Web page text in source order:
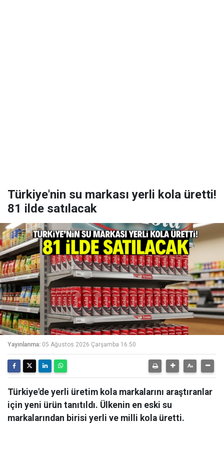
Türkiye'nin su markası yerli kola üretti!
81 ilde satılacak
Yayınlanma: 05 Ağustos 2026 Çarşamba 16:50
Türkiye'de yerli üretim kola markalarını araştıranlar
için yeni ürün tanıtıldı. Ülkenin en eski su
markalarından birisi yerli ve milli kola üretti.